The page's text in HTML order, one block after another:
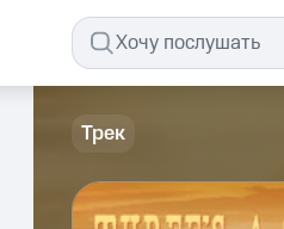
Трек